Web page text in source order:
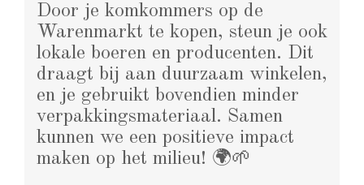
Door je komkommers op de
Warenmarkt te kopen, steun je ook
lokale boeren en producenten. Dit
draagt bij aan duurzaam winkelen,
en je gebruikt bovendien minder
verpakkingsmateriaal. Samen
kunnen we een positieve impact
maken op het milieu! 🌍🌱